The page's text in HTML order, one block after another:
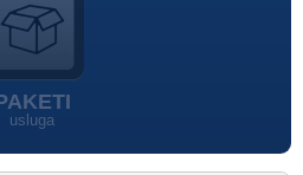
usluga